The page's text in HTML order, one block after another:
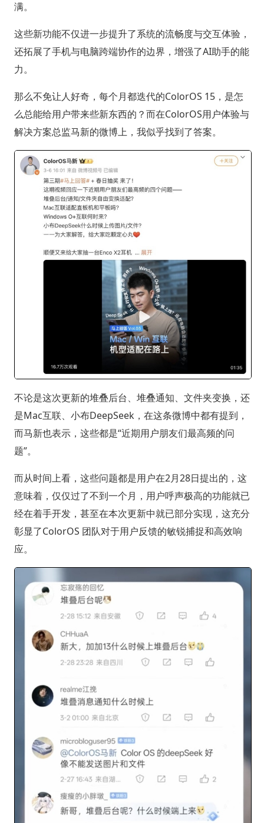
满。
这些新功能不仅进一步提升了系统的流畅度与交互体验，
还拓展了手机与电脑跨端协作的边界，增强了AI助手的能
力。
那么不免让人好奇，每个月都迭代的ColorOS 15，是怎
么总能给用户带来些新东西的？而在ColorOS用户体验与
解决方案总监马新的微博上，我似乎找到了答案。
不论是这次更新的堆叠后台、堆叠通知、文件夹变换，还
是Mac互联、小布DeepSeek，在这条微博中都有提到，
而马新也表示，这些都是“近期用户朋友们最高频的问
题”。
而从时间上看，这些问题都是用户在2月28日提出的，这
意味着，仅仅过了不到一个月，用户呼声极高的功能就已
经在着手开发，甚至在本次更新中就已部分实现，这充分
彰显了ColorOS 团队对于用户反馈的敏锐捕捉和高效响
应。